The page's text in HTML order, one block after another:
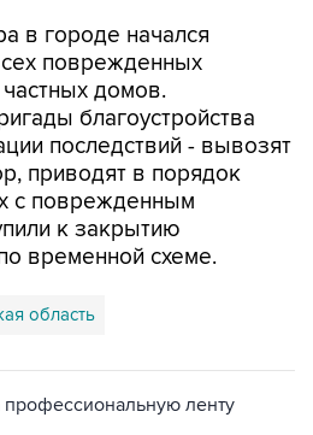
в городе начался
поврежденных
домов.
благоустройства
последствий - вывозят
приводят в порядок
с поврежденным
к закрытию
временной схеме.
область
профессиональную ленту